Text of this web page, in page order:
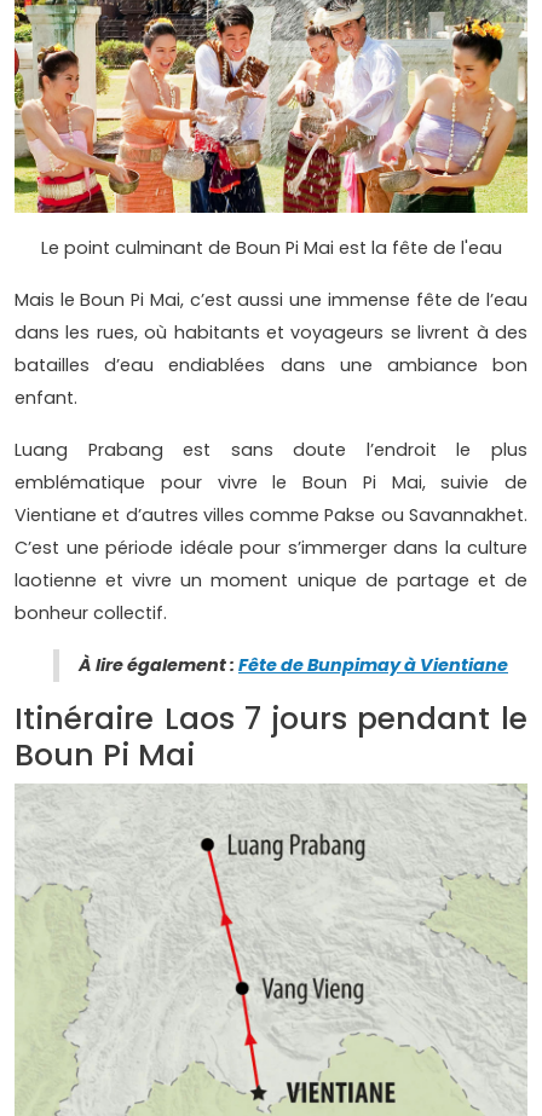
Le point culminant de Boun Pi Mai est la fête de l'eau
Mais le Boun Pi Mai, c’est aussi une immense fête de l’eau
dans les rues, où habitants et voyageurs se livrent à des
batailles d’eau endiablées dans une ambiance bon
enfant.
Luang Prabang est sans doute l’endroit le plus
emblématique pour vivre le Boun Pi Mai, suivie de
Vientiane et d’autres villes comme Pakse ou Savannakhet.
C’est une période idéale pour s’immerger dans la culture
laotienne et vivre un moment unique de partage et de
bonheur collectif.
À lire également : Fête de Bunpimay à Vientiane
Itinéraire Laos 7 jours pendant le
Boun Pi Mai